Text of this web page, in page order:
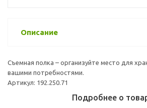
Описание
Съемная полка – организуйте место для
вашими потребностями.
Артикул: 192.250.71
Подробнее о